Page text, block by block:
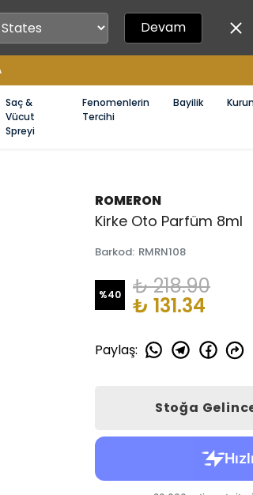
Devam
Saç &
Vücut
Spreyi
Fenomenlerin
Tercihi
Bayilik
ROMERON
Kirke Oto Parfüm 8ml
Barkod: RMRN108
%40 ₺ 218.90
₺ 131.34
Paylaş:
Stoğa